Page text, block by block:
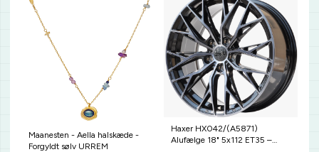
Maanesten - Aella halskæde -
Forgyldt sølv URREM
Haxer HX042/(A5871)
Alufælge 18" 5x112 ET35 –